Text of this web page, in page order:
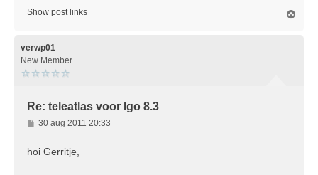
Show post links
verwp01
New Member
Re: teleatlas voor Igo 8.3
B
e
r
30 aug 2011 20:33
hoi Gerritje,